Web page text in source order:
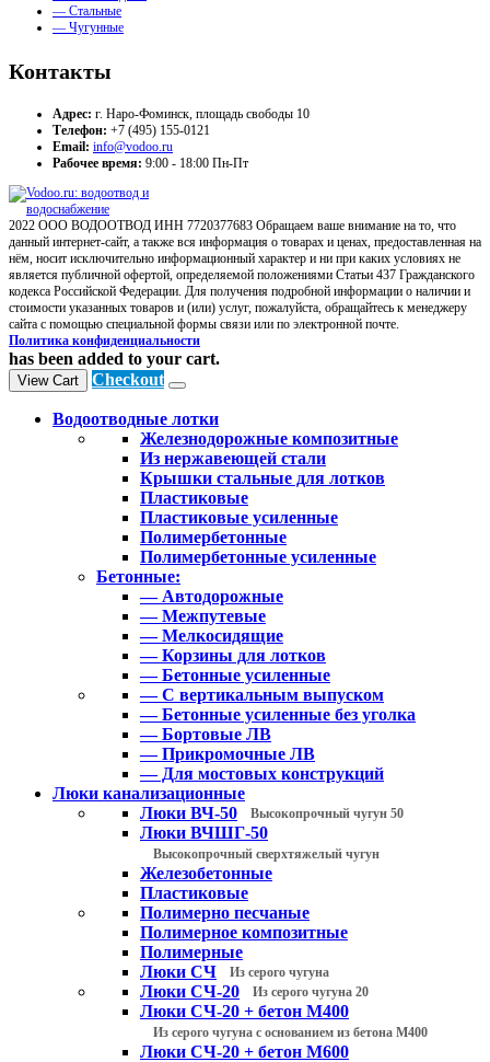
— Стальные
— Чугунные
Контакты
Адрес: г. Наро-Фоминск, площадь свободы 10
Телефон: +7 (495) 155-0121
Email: info@vodoo.ru
Рабочее время: 9:00 - 18:00 Пн-Пт
2022 ООО ВОДООТВОД ИНН 7720377683 Обращаем ваше внимание на то, что
данный интернет-сайт, а также вся информация о товарах и ценах, предоставленная на
нём, носит исключительно информационный характер и ни при каких условиях не
является публичной офертой, определяемой положениями Статьи 437 Гражданского
кодекса Российской Федерации. Для получения подробной информации о наличии и
стоимости указанных товаров и (или) услуг, пожалуйста, обращайтесь к менеджеру
сайта с помощью специальной формы связи или по электронной почте.
Политика конфиденциальности
has been added to your cart.
View Cart Checkout
Водоотводные лотки
Железнодорожные композитные
Из нержавеющей стали
Крышки стальные для лотков
Пластиковые
Пластиковые усиленные
Полимербетонные
Полимербетонные усиленные
Бетонные:
— Автодорожные
— Межпутевые
— Мелкосидящие
— Корзины для лотков
— Бетонные усиленные
— С вертикальным выпуском
— Бетонные усиленные без уголка
— Бортовые ЛВ
— Прикромочные ЛВ
— Для мостовых конструкций
Люки канализационные
Люки ВЧ-50
Высокопрочный чугун 50
Люки ВЧШГ-50
Высокопрочный сверхтяжелый чугун
Железобетонные
Пластиковые
Полимерно песчаные
Полимерное композитные
Полимерные
Люки СЧ
Из серого чугуна
Люки СЧ-20 Из серого чугуна 20
Люки СЧ-20 + бетон М400
Из серого чугуна с основанием из бетона М400
Люки СЧ-20 + бетон М600